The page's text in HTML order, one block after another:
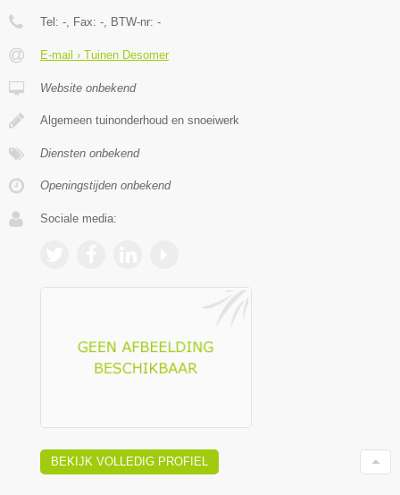
Tel: - , Fax: - , BTW-nr: -
E-mail › Tuinen Desomer
Website onbekend
Algemeen tuinonderhoud en snoeiwerk
Diensten onbekend
Openingstijden onbekend
Sociale media:
BEKIJK VOLLEDIG PROFIEL